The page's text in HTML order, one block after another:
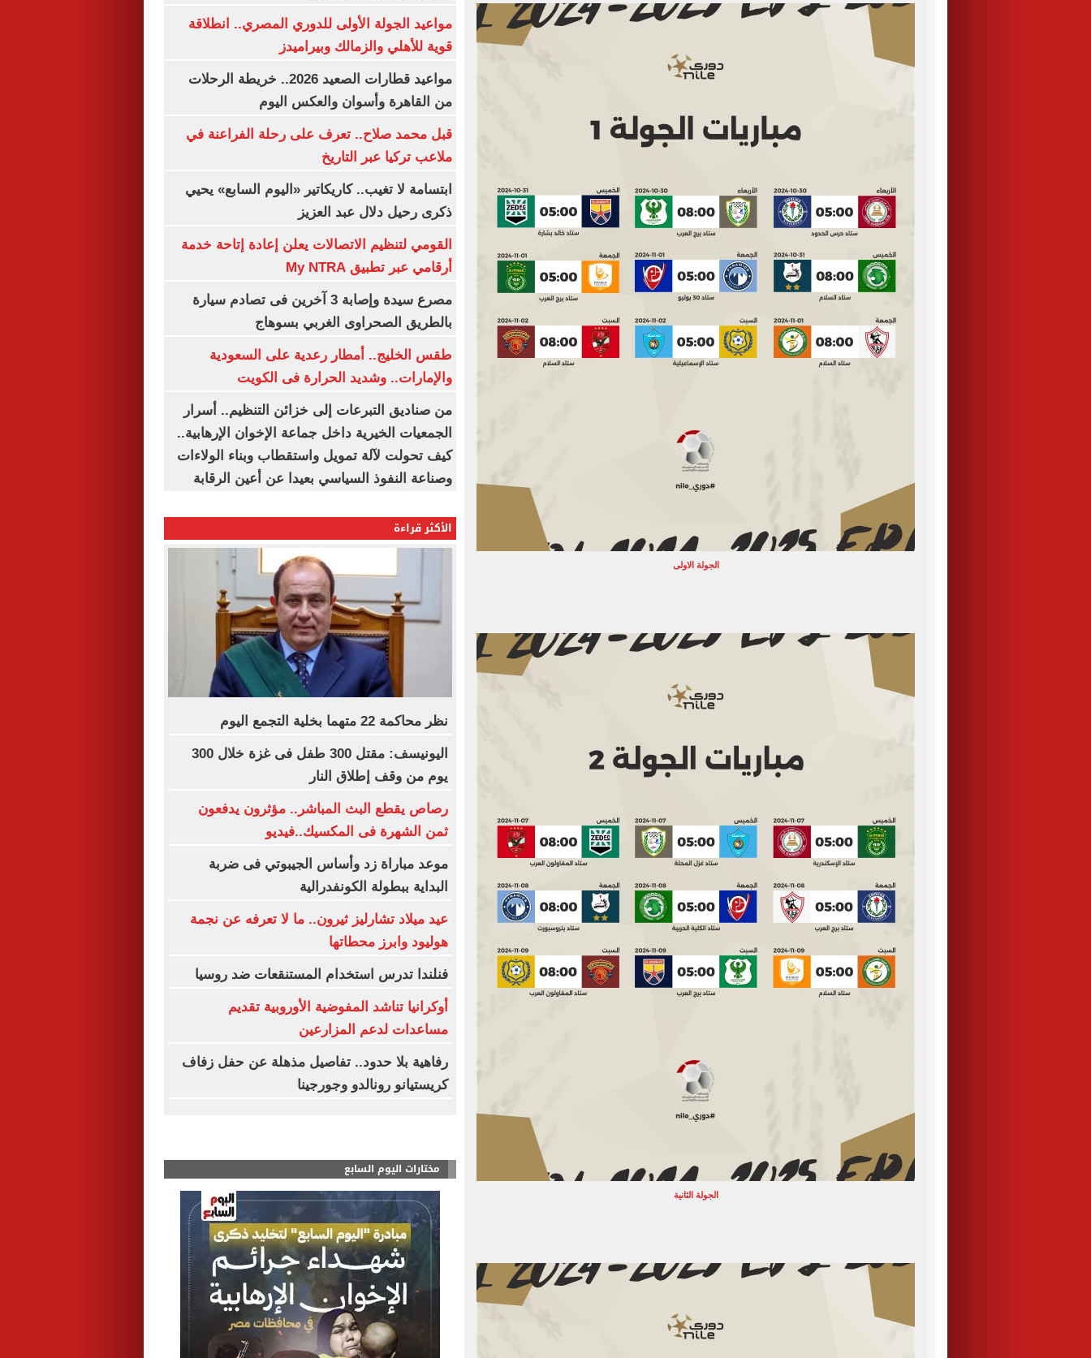
الجولة الاولى
الجولة الثانية
مواعيد الجولة الأولى للدوري المصري.. انطلاقة
قوية للأهلي والزمالك وبيراميدز
مواعيد قطارات الصعيد 2026.. خريطة الرحلات
من القاهرة وأسوان والعكس اليوم
قبل محمد صلاح.. تعرف على رحلة الفراعنة في
ملاعب تركيا عبر التاريخ
ابتسامة لا تغيب.. كاريكاتير «اليوم السابع» يحيي
ذكرى رحيل دلال عبد العزيز
القومي لتنظيم الاتصالات يعلن إعادة إتاحة خدمة
أرقامي عبر تطبيق My NTRA
مصرع سيدة وإصابة 3 آخرين فى تصادم سيارة
بالطريق الصحراوى الغربي بسوهاج
طقس الخليج.. أمطار رعدية على السعودية
والإمارات.. وشديد الحرارة فى الكويت
من صناديق التبرعات إلى خزائن التنظيم.. أسرار
الجمعيات الخيرية داخل جماعة الإخوان الإرهابية..
كيف تحولت لآلة تمويل واستقطاب وبناء الولاءات
وصناعة النفوذ السياسي بعيدا عن أعين الرقابة
الأكثر قراءة
نظر محاكمة 22 متهما بخلية التجمع اليوم
اليونيسف: مقتل 300 طفل فى غزة خلال 300
يوم من وقف إطلاق النار
رصاص يقطع البث المباشر.. مؤثرون يدفعون
ثمن الشهرة فى المكسيك..فيديو
موعد مباراة زد وأساس الجيبوتي فى ضربة
البداية ببطولة الكونفدرالية
عيد ميلاد تشارليز ثيرون.. ما لا تعرفه عن نجمة
هوليود وابرز محطاتها
فنلندا تدرس استخدام المستنقعات ضد روسيا
أوكرانيا تناشد المفوضية الأوروبية تقديم
مساعدات لدعم المزارعين
رفاهية بلا حدود.. تفاصيل مذهلة عن حفل زفاف
كريستيانو رونالدو وجورجينا
مختارات اليوم السابع